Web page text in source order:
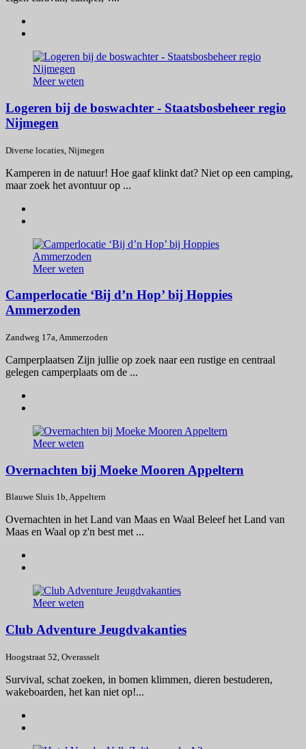
Meer weten
Logeren bij de boswachter - Staatsbosbeheer regio
Nijmegen
Diverse locaties, Nijmegen
Kamperen in de natuur! Hoe gaaf klinkt dat? Niet op een camping,
maar zoek het avontuur op ...
Meer weten
Camperlocatie ‘Bij d’n Hop’ bij Hoppies
Ammerzoden
Zandweg 17a, Ammerzoden
Camperplaatsen Zijn jullie op zoek naar een rustige en centraal
gelegen camperplaats om de ...
Meer weten
Overnachten bij Moeke Mooren Appeltern
Blauwe Sluis 1b, Appeltern
Overnachten in het Land van Maas en Waal Beleef het Land van
Maas en Waal op z'n best met ...
Meer weten
Club Adventure Jeugdvakanties
Hoogstraat 52, Overasselt
Survival, schat zoeken, in bomen klimmen, dieren bestuderen,
wakeboarden, het kan niet op!...